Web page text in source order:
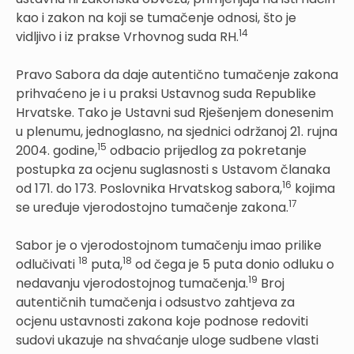
kao i zakon na koji se tumačenje odnosi, što je
vidljivo i iz prakse Vrhovnog suda RH.14
Pravo Sabora da daje autentično tumačenje zakona
prihvaćeno je i u praksi Ustavnog suda Republike
Hrvatske. Tako je Ustavni sud Rješenjem donesenim
u plenumu, jednoglasno, na sjednici održanoj 21. rujna
2004. godine,15 odbacio prijedlog za pokretanje
postupka za ocjenu suglasnosti s Ustavom članaka
od 171. do 173. Poslovnika Hrvatskog sabora,16 kojima
se uređuje vjerodostojno tumačenje zakona.17
Sabor je o vjerodostojnom tumačenju imao prilike
odlučivati 18 puta,18 od čega je 5 puta donio odluku o
nedavanju vjerodostojnog tumačenja.19 Broj
autentičnih tumačenja i odsustvo zahtjeva za
ocjenu ustavnosti zakona koje podnose redoviti
sudovi ukazuje na shvaćanje uloge sudbene vlasti